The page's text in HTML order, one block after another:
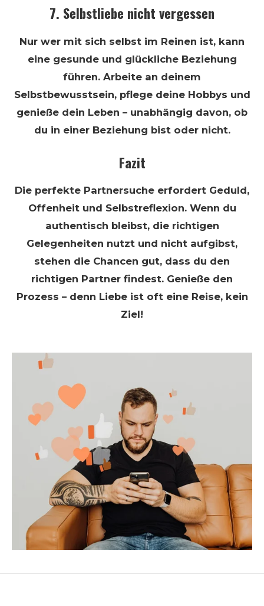
7. Selbstliebe nicht vergessen
Nur wer mit sich selbst im Reinen ist, kann
eine gesunde und glückliche Beziehung
führen. Arbeite an deinem
Selbstbewusstsein, pflege deine Hobbys und
genieße dein Leben – unabhängig davon, ob
du in einer Beziehung bist oder nicht.
Fazit
Die perfekte Partnersuche erfordert Geduld,
Offenheit und Selbstreflexion. Wenn du
authentisch bleibst, die richtigen
Gelegenheiten nutzt und nicht aufgibst,
stehen die Chancen gut, dass du den
richtigen Partner findest. Genieße den
Prozess – denn Liebe ist oft eine Reise, kein
Ziel!